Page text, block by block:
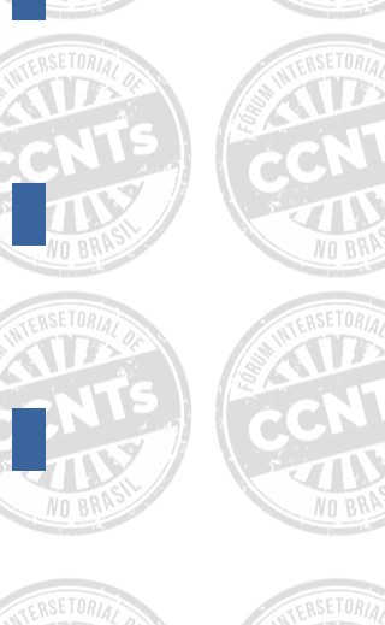
Encontros FórumCCNTs
18º Encontro do FórumCCNTs
17º Encontro do FórumCCNTs
16º Encontro do FórumCCNTs